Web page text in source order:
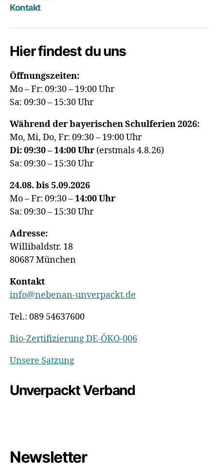
Kontakt
Hier findest du uns
Öffnungszeiten:
Mo – Fr: 09:30 – 19:00 Uhr
Sa: 09:30 – 15:30 Uhr
Während der bayerischen Schulferien 2026:
Mo, Mi, Do, Fr: 09:30 – 19:00 Uhr
Di: 09:30 – 14:00 Uhr (erstmals 4.8.26)
Sa: 09:30 – 15:30 Uhr
24.08. bis 5.09.2026
Mo – Fr: 09:30 –14:00Uhr
Sa: 09:30 – 15:30 Uhr
Adresse:
Willibaldstr. 18
80687 München
Kontakt
info@nebenan-unverpackt.de
Tel.: 089 54637600
Bio-Zertifizierung DE-ÖKO-006
Unsere Satzung
Unverpackt Verband
Newsletter